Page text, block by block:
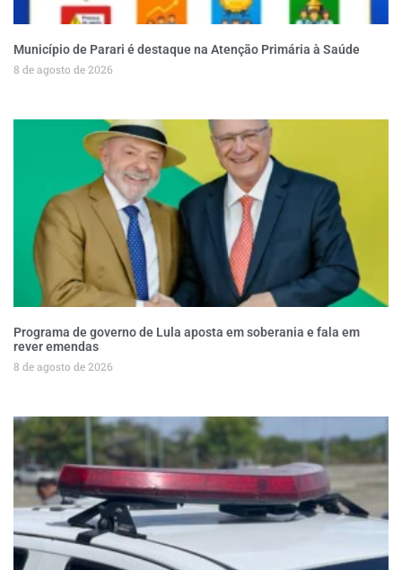
Município de Parari é destaque na Atenção Primária à Saúde
8 de agosto de 2026
Programa de governo de Lula aposta em soberania e fala em
rever emendas
8 de agosto de 2026